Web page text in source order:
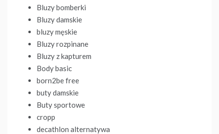
Bluzy bomberki
Bluzy damskie
bluzy męskie
Bluzy rozpinane
Bluzy z kapturem
Body basic
born2be free
buty damskie
Buty sportowe
cropp
decathlon alternatywa